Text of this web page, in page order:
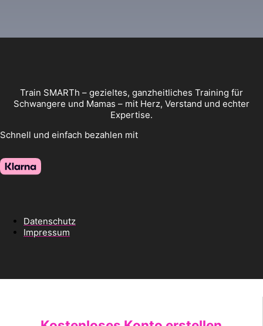
Train SMARTh – gezieltes, ganzheitliches Training für
Schwangere und Mamas – mit Herz, Verstand und echter
Expertise.
Schnell und einfach bezahlen mit
Datenschutz
Impressum